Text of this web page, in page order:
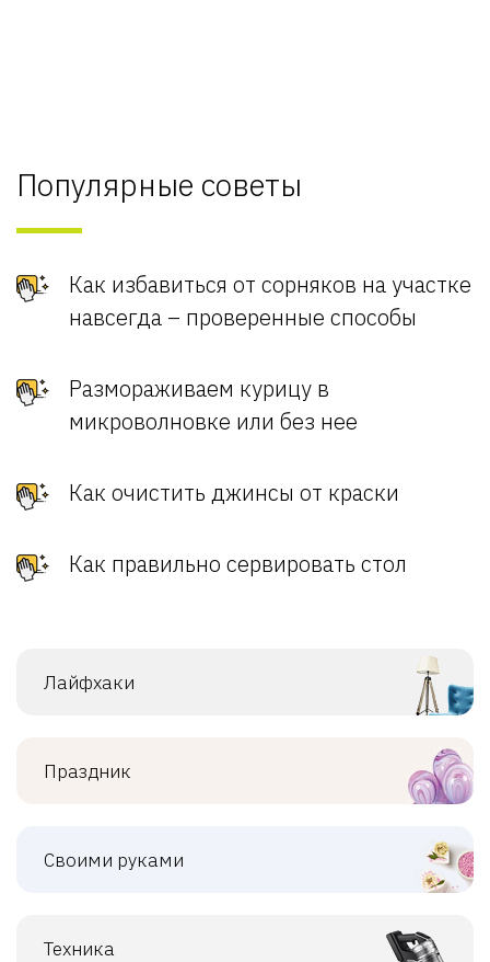
Популярные советы
Как избавиться от сорняков на участке
навсегда – проверенные способы
Размораживаем курицу в
микроволновке или без нее
Как очистить джинсы от краски
Как правильно сервировать стол
Лайфхаки
Праздник
Своими руками
Техника